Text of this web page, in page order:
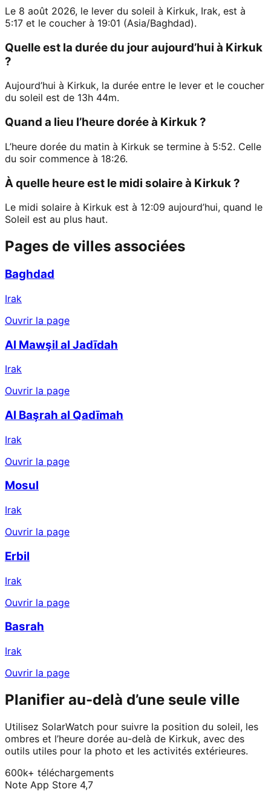
Le 8 août 2026, le lever du soleil à Kirkuk, Irak, est à
5:17 et le coucher à 19:01 (Asia/Baghdad).
Quelle est la durée du jour aujourd’hui à Kirkuk
?
Aujourd’hui à Kirkuk, la durée entre le lever et le coucher
du soleil est de 13h 44m.
Quand a lieu l’heure dorée à Kirkuk ?
L’heure dorée du matin à Kirkuk se termine à 5:52. Celle
du soir commence à 18:26.
À quelle heure est le midi solaire à Kirkuk ?
Le midi solaire à Kirkuk est à 12:09 aujourd’hui, quand le
Soleil est au plus haut.
Pages de villes associées
Baghdad
Irak
Ouvrir la page
Al Mawşil al Jadīdah
Irak
Ouvrir la page
Al Başrah al Qadīmah
Irak
Ouvrir la page
Mosul
Irak
Ouvrir la page
Erbil
Irak
Ouvrir la page
Basrah
Irak
Ouvrir la page
Planifier au-delà d’une seule ville
Utilisez SolarWatch pour suivre la position du soleil, les
ombres et l’heure dorée au-delà de Kirkuk, avec des
outils utiles pour la photo et les activités extérieures.
600k+ téléchargements
Note App Store 4,7